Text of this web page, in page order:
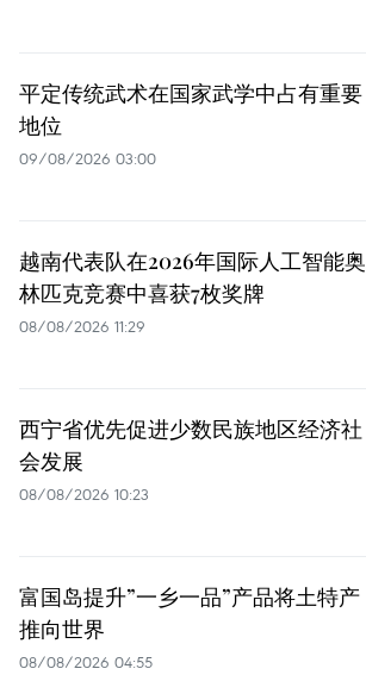
平定传统武术在国家武学中占有重要
地位
09/08/2026 03:00
越南代表队在2026年国际人工智能奥
林匹克竞赛中喜获7枚奖牌
08/08/2026 11:29
西宁省优先促进少数民族地区经济社
会发展
08/08/2026 10:23
富国岛提升”一乡一品”产品将土特产
推向世界
08/08/2026 04:55